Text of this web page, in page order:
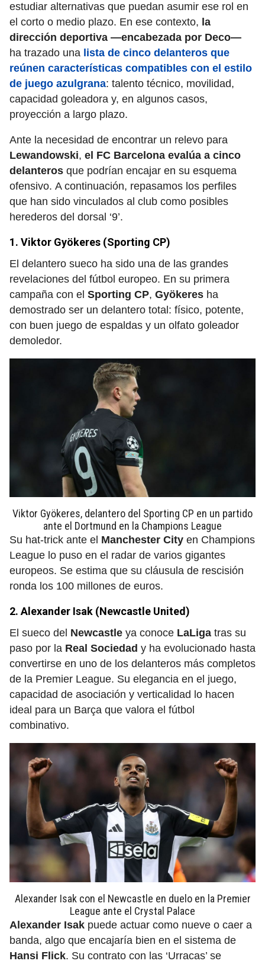
estudiar alternativas que puedan asumir ese rol en
el corto o medio plazo. En ese contexto, la
dirección deportiva —encabezada por Deco—
ha trazado una lista de cinco delanteros que
reúnen características compatibles con el estilo
de juego azulgrana: talento técnico, movilidad,
capacidad goleadora y, en algunos casos,
proyección a largo plazo.
Ante la necesidad de encontrar un relevo para
Lewandowski, el FC Barcelona evalúa a cinco
delanteros que podrían encajar en su esquema
ofensivo. A continuación, repasamos los perfiles
que han sido vinculados al club como posibles
herederos del dorsal ‘9’.
1. Viktor Gyökeres (Sporting CP)
El delantero sueco ha sido una de las grandes
revelaciones del fútbol europeo. En su primera
campaña con el Sporting CP, Gyökeres ha
demostrado ser un delantero total: físico, potente,
con buen juego de espaldas y un olfato goleador
demoledor.
Viktor Gyökeres, delantero del Sporting CP en un partido
ante el Dortmund en la Champions League
Su hat-trick ante el Manchester City en Champions
League lo puso en el radar de varios gigantes
europeos. Se estima que su cláusula de rescisión
ronda los 100 millones de euros.
2. Alexander Isak (Newcastle United)
El sueco del Newcastle ya conoce LaLiga tras su
paso por la Real Sociedad y ha evolucionado hasta
convertirse en uno de los delanteros más completos
de la Premier League. Su elegancia en el juego,
capacidad de asociación y verticalidad lo hacen
ideal para un Barça que valora el fútbol
combinativo.
Alexander Isak con el Newcastle en duelo en la Premier
League ante el Crystal Palace
Alexander Isak puede actuar como nueve o caer a
banda, algo que encajaría bien en el sistema de
Hansi Flick. Su contrato con las ‘Urracas’ se